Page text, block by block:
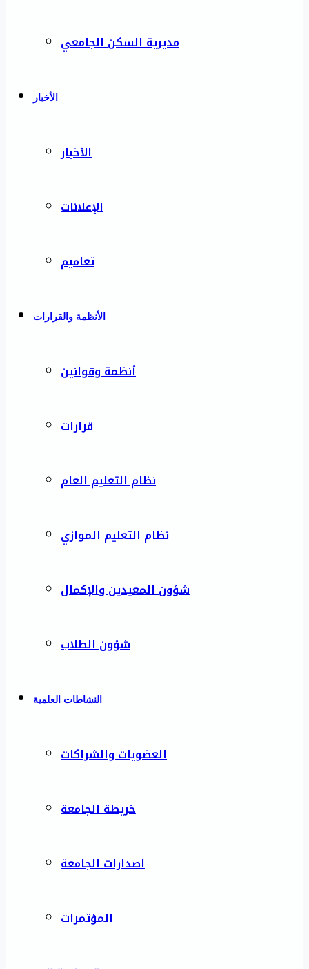
مديرية السكن الجامعي
الأخبار
الأخبار
الإعلانات
تعاميم
الأنظمة والقرارات
أنظمة وقوانين
قرارات
نظام التعليم العام
نظام التعليم الموازي
شؤون المعيدين والإكمال
شؤون الطلاب
النشاطات العلمية
العضويات والشراكات
خريطة الجامعة
اصدارات الجامعة
المؤتمرات